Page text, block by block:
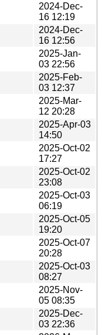
2024-Dec-
16 12:19
2024-Dec-
16 12:56
2025-Jan-
03 22:56
2025-Feb-
03 12:37
2025-Mar-
12 20:28
2025-Apr-03
14:50
2025-Oct-02
17:27
2025-Oct-02
23:08
2025-Oct-03
06:19
2025-Oct-05
19:20
2025-Oct-07
20:28
2025-Oct-03
08:27
2025-Nov-
05 08:35
2025-Dec-
03 22:36